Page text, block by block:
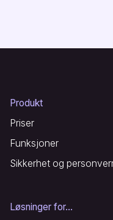
Produkt
Priser
Funksjoner
Sikkerhet og
Løsninger for...